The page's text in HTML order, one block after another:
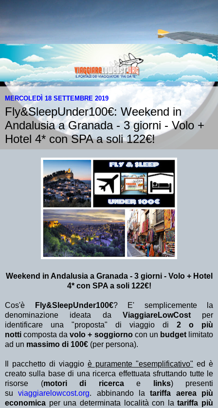
MERCOLEDÌ 18 SETTEMBRE 2019
Fly&SleepUnder100€: Weekend in
Andalusia a Granada - 3 giorni - Volo +
Hotel 4* con SPA a soli 122€!
Weekend in Andalusia a Granada - 3 giorni - Volo + Hotel
4* con SPA a soli 122€!
Cos'è Fly&SleepUnder100€? E' semplicemente la
denominazione ideata da ViaggiareLowCost per
identificare una "proposta" di viaggio di 2 o più
notti composta davolo + soggiornocon un budget limitato
ad un massimo di 100€ (per persona).
Il pacchetto di viaggio è puramente "esemplificativo" ed è
creato sulla base di una ricerca effettuata sfruttando tutte le
risorse (motori di ricerca e links) presenti
suviaggiarelowcost.org. abbinando la tariffa aerea più
economica per una determinata località con latariffa più